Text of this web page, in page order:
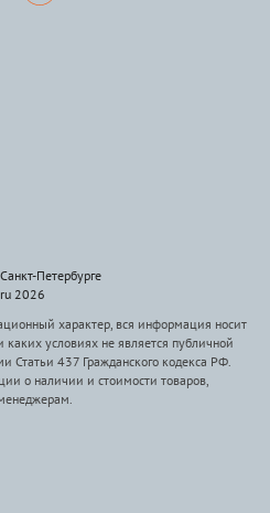
Петербурге
2026
характер, вся информация носит
условиях не является публичной
Статьи 437 Гражданского кодекса РФ.
о наличии и стоимости товаров,